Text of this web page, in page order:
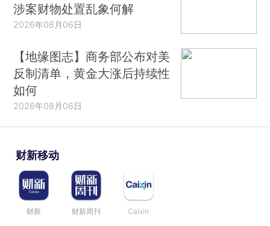
涉案财物处置乱象何解
2026年08月06日
【地缘图志】商务部公布对美
反制清单，黄金大涨后持续性
如何
2026年08月06日
财新移动
财新 财新周刊 Caixin